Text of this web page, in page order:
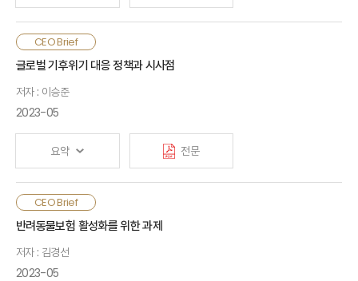
디지털전환 계획, ICT 활용, 조직형태 등을 살펴볼 때, 보험산업은
코로나19 팬데믹을 거치면서 디지털전환 수준이 제고됨. 하지만
강화로 이어지기 위해서는 새로운 정보의 탐색과 해석에 대한
능력을 강화하고, 장기적인 전사 경영전략과 디지털전환 추진
전략의 일관성을 제고할 필요가 있음. 또한 내부적으로 임직원의
데이터 활용역량 제고, 혁신행동을 유도하는 조직문화 조성이
필요하고, 외부적으로 디지털전환 관련 생태계에 대한 리더십
확장에 대한 검토가 필요함. 금융당국도 업무범위, 자회사 등
규제개선, 금융규제 샌드박스 활성화, 외부데이터와 내부데이터의
결합 지원 등을 통해 보험산업의 새로운 부가가치 창출을 촉진할
필요가 있음
CEO Brief
글로벌 기후위기 대응 정책과 시사점
저자 : 이승준
2023-05
요약 전문
기후위기 심화로 환경 관련 신산업이 차세대 신성장 동력으로
부상함에 따라 EU 및 미국에서 관련 시장을 선점하려는 정책이
산업계획’(2023년), 『인플레이션 감축법』(2022년) 제정을 통해
신기술 발전 지원과 글로벌 공급망 재편을 추진함. 글로벌 사례를
CEO Brief
반려동물보험 활성화를 위한 과제
저자 : 김경선
2023-05